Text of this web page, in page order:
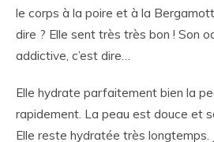
le corps à la poire et à la
dire ? Elle sent très très bon ! Son
addictive, c’est dire…
Elle hydrate parfaitement bien la
rapidement. La peau est douce et
Elle reste hydratée très longtemps.